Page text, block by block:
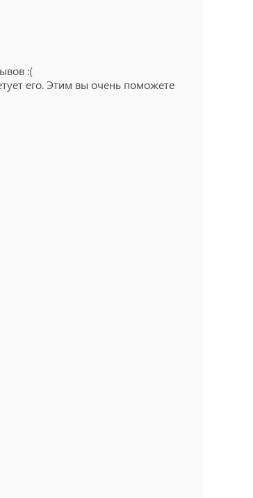
:(
его. Этим вы очень поможете